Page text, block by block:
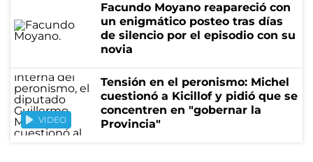
Facundo Moyano reapareció con
un enigmático posteo tras días
de silencio por el episodio con su
novia
VIDEO
Tensión en el peronismo: Michel
cuestionó a Kicillof y pidió que se
concentren en "gobernar la
Provincia"